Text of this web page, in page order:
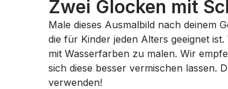
Zwei Glocken mit
Male dieses Ausmalbild nach deinem
die für Kinder jeden Alters geeignet
mit Wasserfarben zu malen. Wir
sich diese besser vermischen lassen.
verwenden!